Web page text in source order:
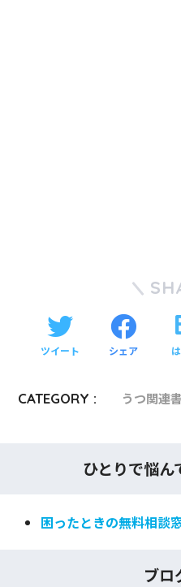
ツイート シェア
CATEGORY : うつ関連
ひとりで悩ん
困ったときの無料相談
ブロ